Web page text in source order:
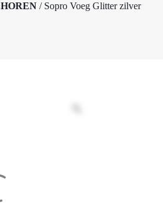
/ Sopro Voeg Glitter zilver